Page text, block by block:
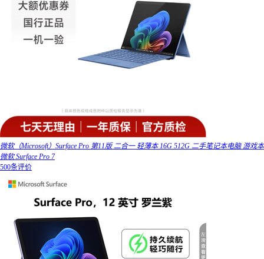
微软（Microsoft）Surface Pro 第11版 二合一 轻薄本 16G 512G 二手笔记本电脑 游戏本
微软 Surface Pro 7
500条评价